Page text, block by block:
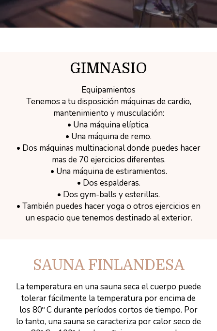
GIMNASIO
Equipamientos
Tenemos a tu disposición máquinas de cardio,
mantenimiento y musculación:
• Una máquina elíptica.
• Una máquina de remo.
• Dos máquinas multinacional donde puedes hacer
mas de 70 ejercicios diferentes.
• Una máquina de estiramientos.
• Dos espalderas.
• Dos gym-balls y esterillas.
• También puedes hacer yoga o otros ejercicios en
un espacio que tenemos destinado al exterior.
SAUNA FINLANDESA
La temperatura en una sauna seca el cuerpo puede
tolerar fácilmente la temperatura por encima de
los 80º C durante períodos cortos de tiempo. Por
lo tanto, una sauna se caracteriza por calor seco de